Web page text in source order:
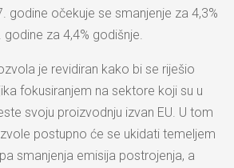
godine očekuje se smanjenje za 4,3%
za 4,4% godišnje.
je revidiran kako bi se riješio
fokusiranjem na sektore koji su u
svoju proizvodnju izvan EU. U tom
postupno će se ukidati temeljem
smanjenja emisija postrojenja, a